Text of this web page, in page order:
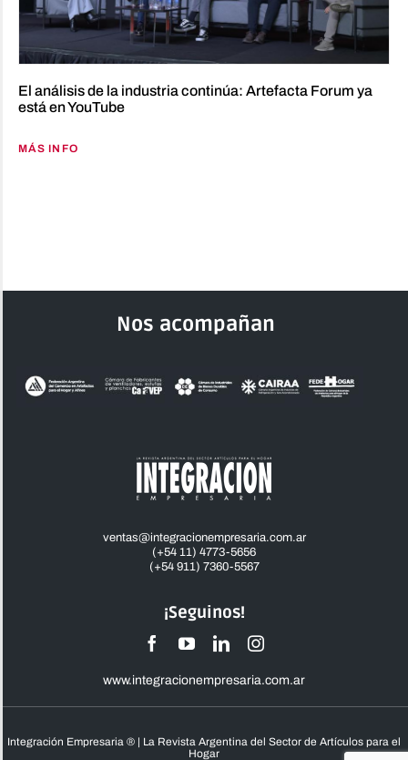
El análisis de la industria continúa: Artefacta Forum ya
está en YouTube
MÁS INFO
Nos acompañan
¡Seguinos!
www.integracionempresaria.com.ar
ventas@integracionempresaria.com.ar
(+54 11) 4773-5656
(+54 911) 7360-5567
Integración Empresaria ® | La Revista Argentina del Sector de Artículos para el
Hogar